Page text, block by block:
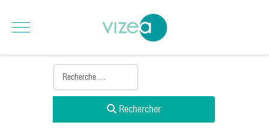
Rechercher